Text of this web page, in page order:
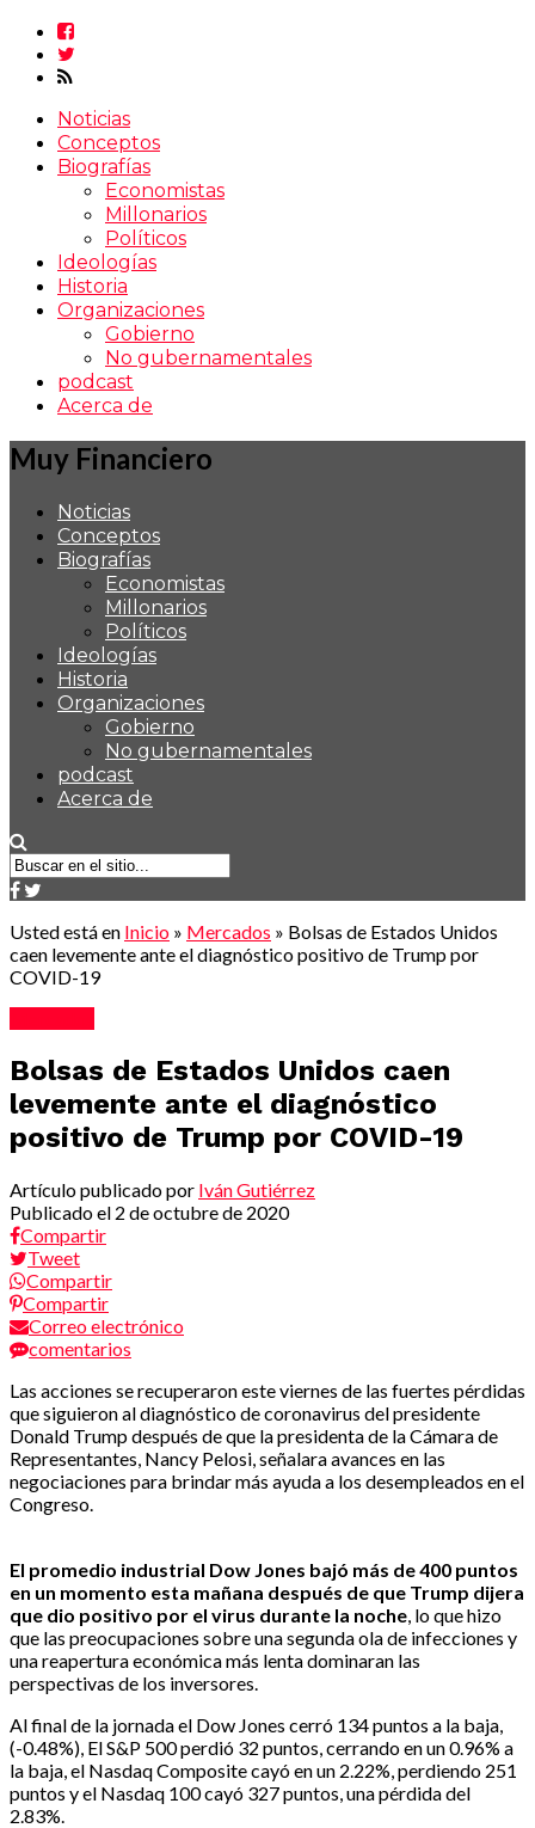
Noticias
Conceptos
Biografías
Economistas
Millonarios
Políticos
Ideologías
Historia
Organizaciones
Gobierno
No gubernamentales
podcast
Acerca de
Muy Financiero
Noticias
Conceptos
Biografías
Economistas
Millonarios
Políticos
Ideologías
Historia
Organizaciones
Gobierno
No gubernamentales
podcast
Acerca de
Usted está en Inicio » Mercados » Bolsas de Estados Unidos
caen levemente ante el diagnóstico positivo de Trump por
COVID-19
Bolsas de Estados Unidos caen
levemente ante el diagnóstico
positivo de Trump por COVID-19
Artículo publicado por Iván Gutiérrez
Publicado el 2 de octubre de 2020
Compartir
Tweet
Compartir
Compartir
Correo electrónico
comentarios
Las acciones se recuperaron este viernes de las fuertes pérdidas
que siguieron al diagnóstico de coronavirus del presidente
Donald Trump después de que la presidenta de la Cámara de
Representantes, Nancy Pelosi, señalara avances en las
negociaciones para brindar más ayuda a los desempleados en el
Congreso.
El promedio industrial Dow Jones bajó más de 400 puntos
en un momento esta mañana después de que Trump dijera
que dio positivo por el virus durante la noche , lo que hizo
que las preocupaciones sobre una segunda ola de infecciones y
una reapertura económica más lenta dominaran las
perspectivas de los inversores.
Al final de la jornada el Dow Jones cerró 134 puntos a la baja,
(-0.48%), El S&P 500 perdió 32 puntos, cerrando en un 0.96% a
la baja, el Nasdaq Composite cayó en un 2.22%, perdiendo 251
puntos y el Nasdaq 100 cayó 327 puntos, una pérdida del
2.83%.